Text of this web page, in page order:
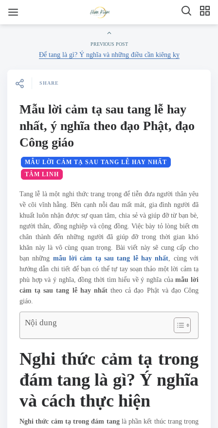
PREVIOUS POST
Để tang là gì? Ý nghĩa và những điều cần kiêng kỵ
SHARE
Mẫu lời cảm tạ sau tang lễ hay
nhất, ý nghĩa theo đạo Phật, đạo
Công giáo
MẪU LỜI CẢM TẠ SAU TANG LỄ HAY NHẤT
TÂM LINH
Tang lễ là một nghi thức trang trọng để tiễn đưa người thân yêu
về cõi vĩnh hằng. Bên cạnh nỗi đau mất mát, gia đình người đã
khuất luôn nhận được sự quan tâm, chia sẻ và giúp đỡ từ bạn bè,
người thân, đồng nghiệp và cộng đồng. Việc bày tỏ lòng biết ơn
chân thành đến những người đã giúp đỡ trong thời gian khó
khăn này là vô cùng quan trọng. Bài viết này sẽ cung cấp cho
bạn những mẫu lời cảm tạ sau tang lễ hay nhất, cùng với
hướng dẫn chi tiết để bạn có thể tự tay soạn thảo một lời cảm tạ
phù hợp và ý nghĩa, đồng thời tìm hiểu về ý nghĩa củamẫu lời
cảm tạ sau tang lễ hay nhấttheo cả đạo Phật và đạo Công
giáo.
Nội dung
Nghi thức cảm tạ trong
đám tang là gì? Ý nghĩa
và cách thực hiện
Nghi thức cảm tạ trong đám tanglà phần kết thúc trang trọng